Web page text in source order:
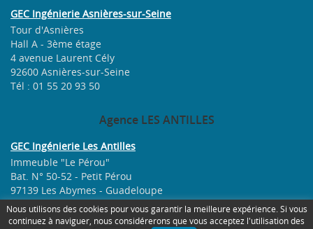
GEC Ingénierie Asnières-sur-Seine
Tour d'Asnières
Hall A - 3ème étage
4 avenue Laurent Cély
92600 Asnières-sur-Seine
Tél : 01 55 20 93 50
AgenceLES ANTILLES
GEC Ingénierie Les Antilles
Immeuble "Le Pérou"
Bat. N° 50-52 - Petit Pérou
97139 Les Abymes - Guadeloupe
Tél : 05 90 82 06 94
Nous utilisons des cookies pour vous garantir la meilleure expérience. Si vous
continuez à naviguer, nous considérerons que vous acceptez l'utilisation des